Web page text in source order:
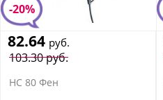
-20%
103.30 руб.
82.64 руб.
HC 80 Фен